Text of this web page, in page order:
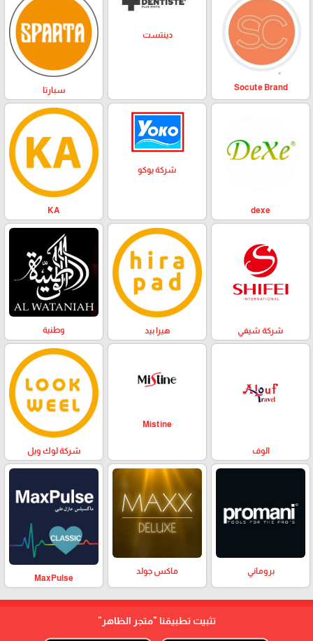
Socute Brand
دينتست
سبارتا
dexe
شركة يوكو
KA
شركة شيفي هيرا بيد وطنية
الوف
Mistine
شركة لوك ويل
بروماني ماكس جولد
MaxPulse
تثبيت تطبيقنا "متجر الظاهر"